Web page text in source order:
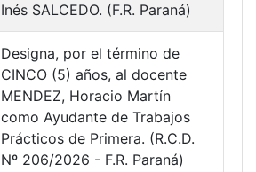
Inés SALCEDO. (F.R. Paraná)
Designa, por el término de
CINCO (5) años, al docente
MENDEZ, Horacio Martín
como Ayudante de Trabajos
Prácticos de Primera. (R.C.D.
Nº 206/2026 - F.R. Paraná)